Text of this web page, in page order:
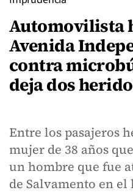
Automovilista
Avenida
contra
deja dos
Entre los pasajeros
mujer de 38 años
un hombre que fue
de Salvamento en el